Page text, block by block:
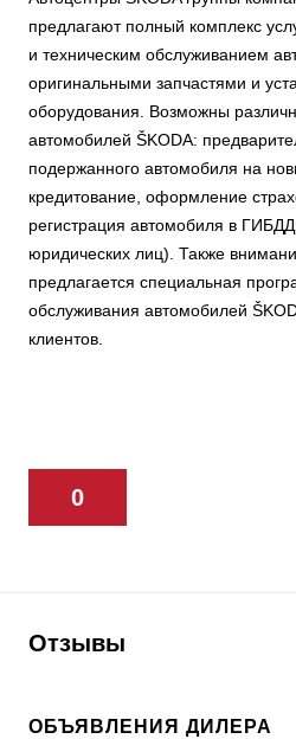
предлагают полный комплекс
и техническим обслуживанием
оригинальными запчастями и
оборудования. Возможны
автомобилей ŠKODA:
подержанного автомобиля на
кредитование, оформление
регистрация автомобиля в
юридических лиц). Также
предлагается специальная
обслуживания автомобилей
клиентов.
0
Отзывы
ОБЪЯВЛЕНИЯ ДИЛЕРА